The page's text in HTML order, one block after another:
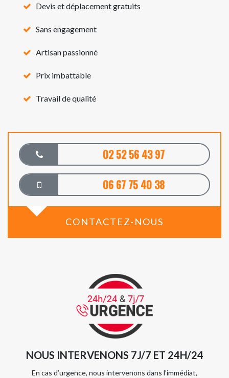
Devis et déplacement gratuits
Sans engagement
Artisan passionné
Prix imbattable
Travail de qualité
02 52 56 43 97
06 67 75 40 38
CONTACTEZ-NOUS
NOUS INTERVENONS 7J/7 ET 24H/24
En cas d’urgence, nous intervenons dans l’immédiat,